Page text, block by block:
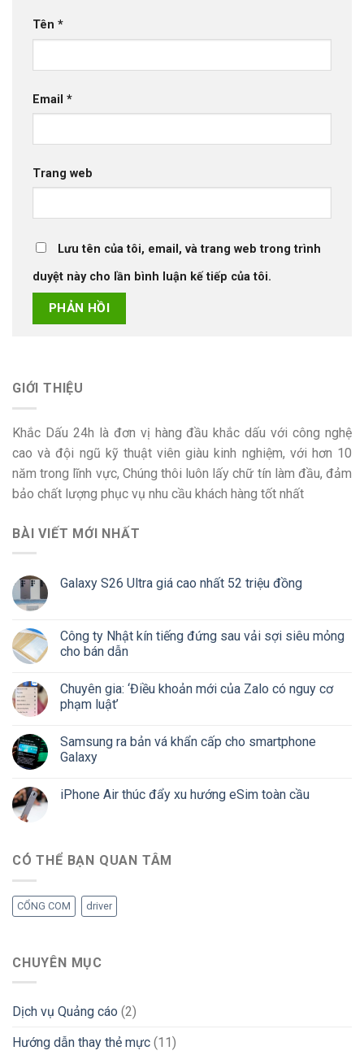
Tên *
Email *
Trang web
Lưu tên của tôi, email, và trang web trong trình
duyệt này cho lần bình luận kế tiếp của tôi.
GIỚI THIỆU
Khắc Dấu 24h là đơn vị hàng đầu khắc dấu với công nghệ
cao và đội ngũ kỹ thuật viên giàu kinh nghiệm, với hơn 10
năm trong lĩnh vực, Chúng thôi luôn lấy chữ tín làm đầu, đảm
bảo chất lượng phục vụ nhu cầu khách hàng tốt nhất
BÀI VIẾT MỚI NHẤT
Galaxy S26 Ultra giá cao nhất 52 triệu đồng
Công ty Nhật kín tiếng đứng sau vải sợi siêu mỏng
cho bán dẫn
Chuyên gia: ‘Điều khoản mới của Zalo có nguy cơ
phạm luật’
Samsung ra bản vá khẩn cấp cho smartphone
Galaxy
iPhone Air thúc đẩy xu hướng eSim toàn cầu
CÓ THỂ BẠN QUAN TÂM
CỔNG COM driver
CHUYÊN MỤC
Dịch vụ Quảng cáo (2)
Hướng dẫn thay thẻ mực (11)